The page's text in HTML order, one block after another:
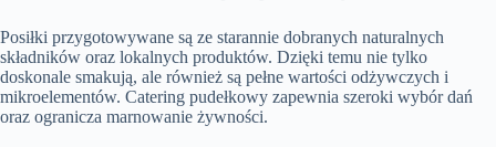
Posiłki przygotowywane są ze starannie dobranych naturalnych
składników oraz lokalnych produktów. Dzięki temu nie tylko
doskonale smakują, ale również są pełne wartości odżywczych i
mikroelementów. Catering pudełkowy zapewnia szeroki wybór dań
oraz ogranicza marnowanie żywności.